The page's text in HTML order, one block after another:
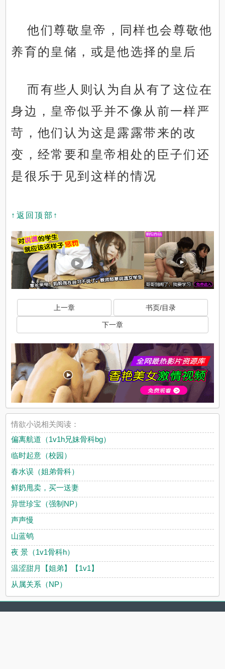
他们尊敬皇帝，同样也会尊敬他
养育的皇储，或是他选择的皇后
而有些人则认为自从有了这位在
身边，皇帝似乎并不像从前一样严
苛，他们认为这是露露带来的改
变，经常要和皇帝相处的臣子们还
是很乐于见到这样的情况
↑返回顶部↑
上一章 书页/目录
下一章
情欲小说相关阅读：
偏离航道（1v1h兄妹骨科bg）
临时起意（校园）
春水误（姐弟骨科）
鲜奶甩卖，买一送妻
异世珍宝（强制NP）
声声慢
山蓝鸲
夜 景（1v1骨科h）
温涩甜月【姐弟】【1v1】
从属关系（NP）